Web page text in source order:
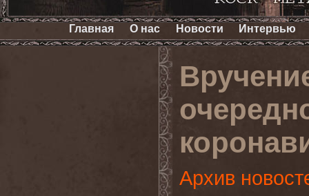
Главная О нас Новости Интервью
Архив